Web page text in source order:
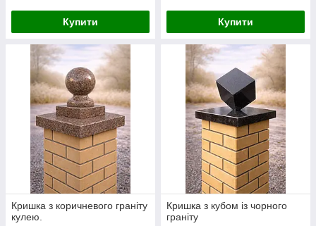
Купити Купити
Кришка з коричневого граніту
кулею.
Кришка з кубом із чорного
граніту